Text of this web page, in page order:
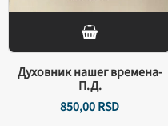
Духовник нашег времена-
П.Д.
850,00RSD